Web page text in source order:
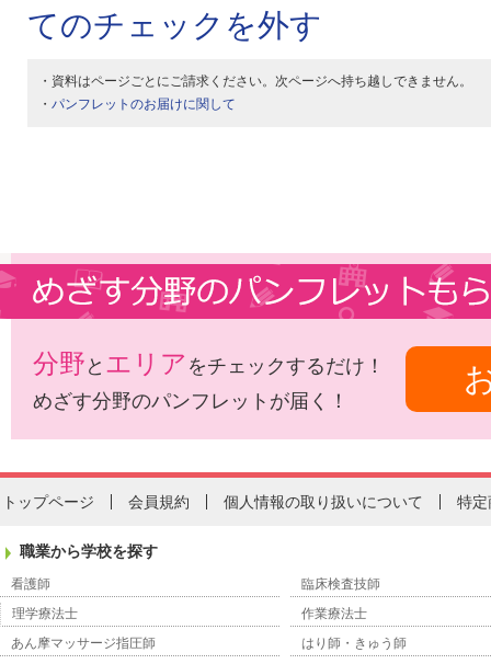
てのチェックを外す
・資料はページごとにご請求ください。次ページへ持ち越しできません。
・ パンフレットのお届けに関して
分野 と エリア をチェックするだけ！
めざす分野のパンフレットが届く！
トップページ 会員規約 個人情報の取り扱いについて 特定
職業から学校を探す
看護師
臨床検査技師
理学療法士
作業療法士
あん摩マッサージ指圧師
はり師・きゅう師